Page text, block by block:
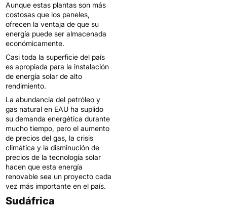
Aunque estas plantas son más
costosas que los paneles,
ofrecen la ventaja de que su
energía puede ser almacenada
económicamente.
Casi toda la superficie del país
es apropiada para la instalación
de energía solar de alto
rendimiento.
La abundancia del petróleo y
gas natural en EAU ha suplido
su demanda energética durante
mucho tiempo, pero el aumento
de precios del gas, la crisis
climática y la disminución de
precios de la tecnología solar
hacen que esta energía
renovable sea un proyecto cada
vez más importante en el país.
Sudáfrica